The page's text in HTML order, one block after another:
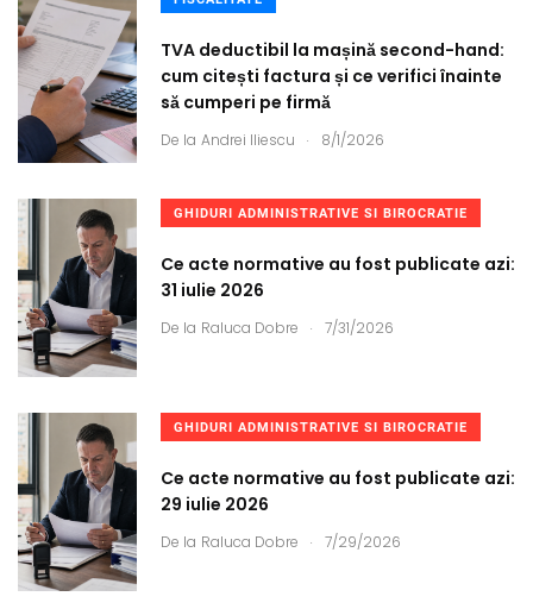
TVA deductibil la mașină second-hand:
cum citești factura și ce verifici înainte
să cumperi pe firmă
De la Andrei Iliescu . 8/1/2026
GHIDURI ADMINISTRATIVE SI BIROCRATIE
Ce acte normative au fost publicate azi:
31 iulie 2026
De la Raluca Dobre . 7/31/2026
GHIDURI ADMINISTRATIVE SI BIROCRATIE
Ce acte normative au fost publicate azi:
29 iulie 2026
De la Raluca Dobre . 7/29/2026